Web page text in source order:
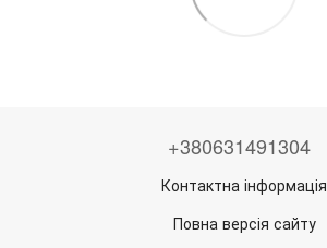
+380631491304
Контактна інформація
Повна версія сайту